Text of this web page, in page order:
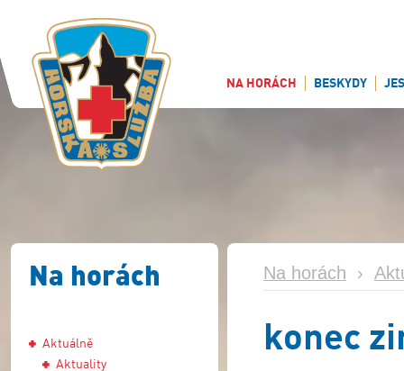
NA HORÁCH BESKYDY
Na horách
Aktuálně
Aktuality
Na horách ›
konec